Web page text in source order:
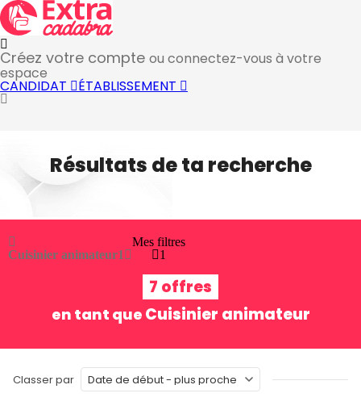
Créez votre compte ou connectez-vous à votre
espace
CANDIDAT ÉTABLISSEMENT
Résultats de ta recherche
Cuisinier animateur1
Mes filtres
1
7 offres
en tant que Cuisinier animateur
Classer par